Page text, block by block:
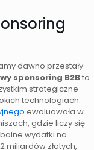
dawno przestały
sponsoring B2Bto
strategiczne
technologiach.
ewoluowała w
gdzie liczy się
wydatki na
miliardów złotych,